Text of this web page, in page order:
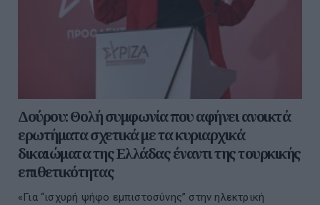
Δούρου: Θολή συμφωνία που αφήνει ανοικτά
ερωτήματα σχετικά με τα κυριαρχικά
δικαιώματα της Ελλάδας έναντι της τουρκικής
επιθετικότητας
«Για “ισχυρή ψήφο εμπιστοσύνης” στην ηλεκτρική